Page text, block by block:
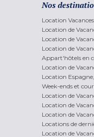
Nos
Location
Location de
Location de
Location de
Appart'hôtels en
Location de
Location
Week-ends et
Location de
Location de
Location de
Locations de
Location de